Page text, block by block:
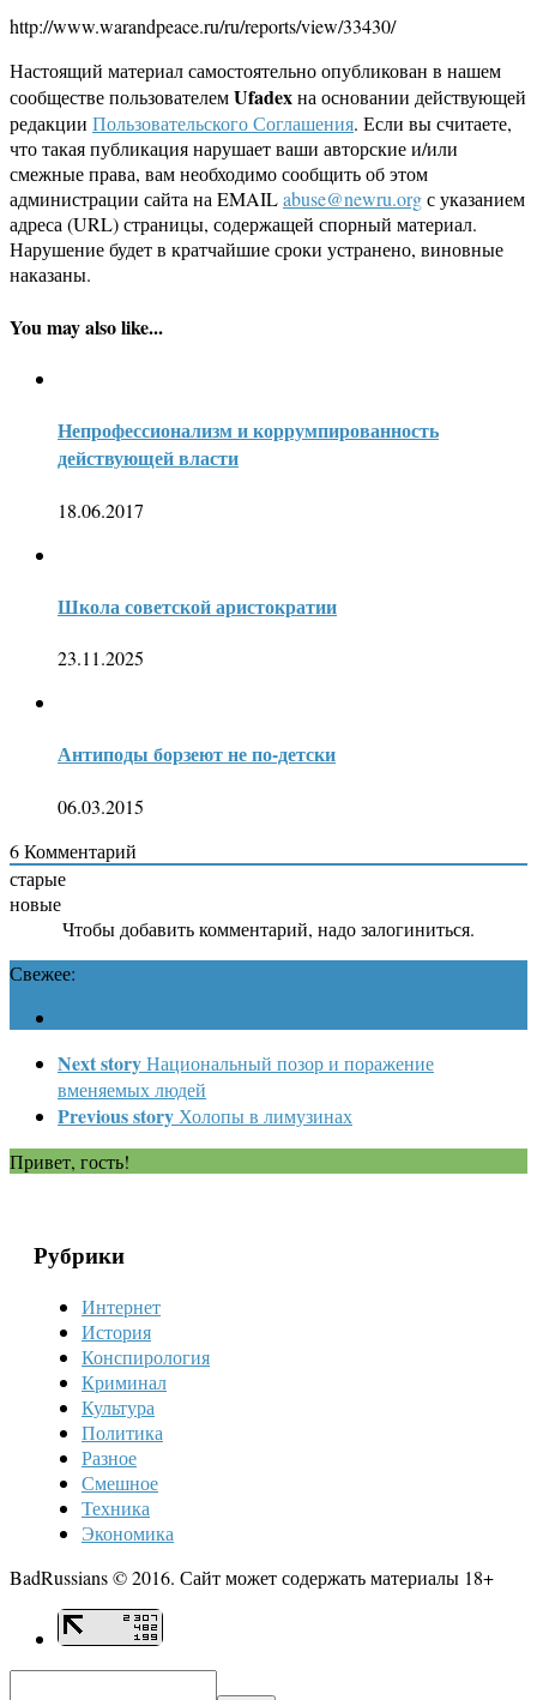
http://www.warandpeace.ru/ru/reports/view/33430/
Настоящий материал самостоятельно опубликован в нашем
сообществе пользователемUfadexна основании действующей
редакции Пользовательского Соглашения. Если вы считаете,
что такая публикация нарушает ваши авторские и/или
смежные права, вам необходимо сообщить об этом
администрации сайта на EMAILabuse@newru.orgс указанием
адреса (URL) страницы, содержащей спорный материал.
Нарушение будет в кратчайшие сроки устранено, виновные
наказаны.
You may also like...
Непрофессионализм и коррумпированность
действующей власти
18.06.2017
Школа советской аристократии
23.11.2025
Антиподы борзеют не по-детски
06.03.2015
6Комментарий
старые
новые
Чтобы добавить комментарий, надо залогиниться.
Свежее:
Next storyНациональный позор и поражение
вменяемых людей
Previous story Холопы в лимузинах
Привет, гость!
Рубрики
Интернет
История
Конспирология
Криминал
Культура
Политика
Разное
Смешное
Техника
Экономика
BadRussians © 2016. Сайт может содержать материалы 18+